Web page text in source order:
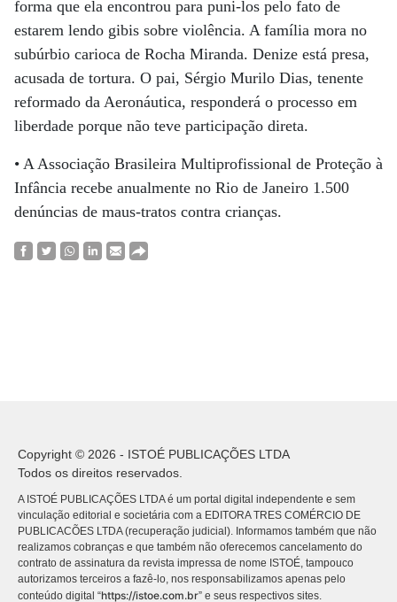
forma que ela encontrou para puni-los pelo fato de
estarem lendo gibis sobre violência. A família mora no
subúrbio carioca de Rocha Miranda. Denize está presa,
acusada de tortura. O pai, Sérgio Murilo Dias, tenente
reformado da Aeronáutica, responderá o processo em
liberdade porque não teve participação direta.
• A Associação Brasileira Multiprofissional de Proteção à
Infância recebe anualmente no Rio de Janeiro 1.500
denúncias de maus-tratos contra crianças.
Copyright © 2026 - ISTOÉ PUBLICAÇÕES LTDA
Todos os direitos reservados.
A ISTOÉ PUBLICAÇÕES LTDA é um portal digital independente e sem
vinculação editorial e societária com a EDITORA TRES COMÉRCIO DE
PUBLICACÕES LTDA (recuperação judicial). Informamos também que não
realizamos cobranças e que também não oferecemos cancelamento do
contrato de assinatura da revista impressa de nome ISTOÉ, tampouco
autorizamos terceiros a fazê-lo, nos responsabilizamos apenas pelo
conteúdo digital “https://istoe.com.br” e seus respectivos sites.